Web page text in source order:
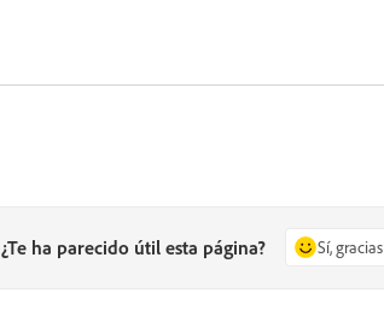
¿Te ha parecido útil esta página? Sí, gracias